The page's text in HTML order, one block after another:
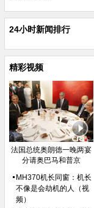
24小时新闻排行
精彩视频
法国总统奥朗德一晚两宴
分请奥巴马和普京
MH370机长同窗：机长
不像是会劫机的人（视
频）